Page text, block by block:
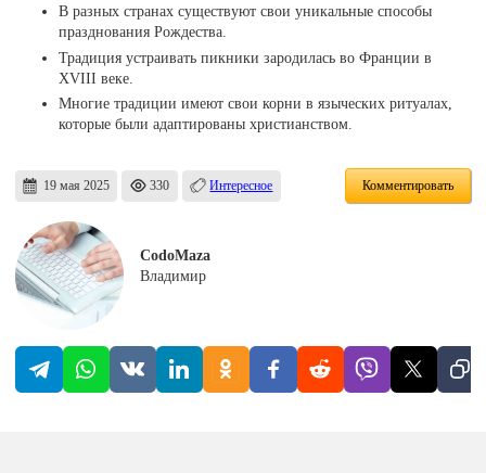
В разных странах существуют свои уникальные способы
празднования Рождества.
Традиция устраивать пикники зародилась во Франции в
XVIII веке.
Многие традиции имеют свои корни в языческих ритуалах,
которые были адаптированы христианством.
19 мая 2025 330 Интересное Комментировать
CodoMaza
Владимир